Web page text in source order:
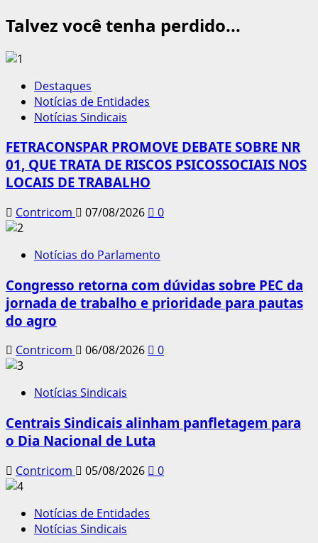
Talvez você tenha perdido...
Destaques
Notícias de Entidades
Notícias Sindicais
FETRACONSPAR PROMOVE DEBATE SOBRE NR
01, QUE TRATA DE RISCOS PSICOSSOCIAIS NOS
LOCAIS DE TRABALHO
Contricom 07/08/2026 0
Notícias do Parlamento
Congresso retorna com dúvidas sobre PEC da
jornada de trabalho e prioridade para pautas
do agro
Contricom 06/08/2026 0
Notícias Sindicais
Centrais Sindicais alinham panfletagem para
o Dia Nacional de Luta
Contricom 05/08/2026 0
Notícias de Entidades
Notícias Sindicais